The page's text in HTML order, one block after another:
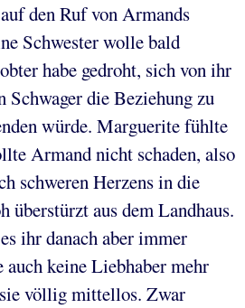
den Ruf von Armands
Schwester wolle bald
habe gedroht, sich von ihr
Schwager die Beziehung zu
würde. Marguerite fühlte
Armand nicht schaden, also
schweren Herzens in die
überstürzt aus dem Landhaus.
ihr danach aber immer
auch keine Liebhaber mehr
völlig mittellos. Zwar